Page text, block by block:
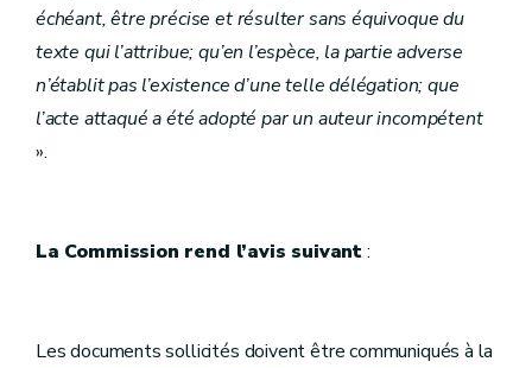
échéant, être précise et résulter sans équivoque du
texte qui l’attribue; qu’en l’espèce, la partie adverse
n’établit pas l’existence d’une telle délégation; que
l’acte attaqué a été adopté par un auteur incompétent
».
La Commission rend l’avis suivant:
Les documents sollicités doivent être communiqués à la